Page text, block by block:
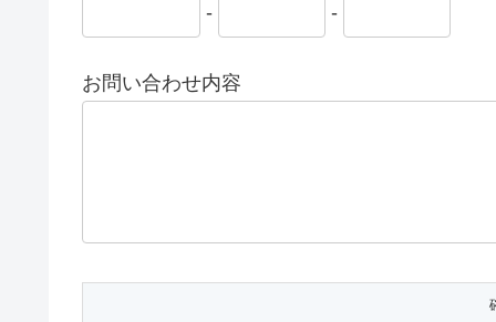
-
-
お問い合わせ内容